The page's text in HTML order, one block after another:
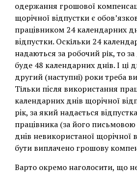
одержання грошової
щорiчної вiдпустки є
працiвником 24 календарних
вiдпустки. Оскільки 24
надаються за робочий рік, то
буде 48 календарних днів. І ці
другий (наступні) роки треба
Тільки пiсля використання
календарних днiв щорiчної
рiк, за який надається
працiвника (за його
днiв невикористаної щорiчної
бути виплачено грошову
Варто окремо наголосити, що